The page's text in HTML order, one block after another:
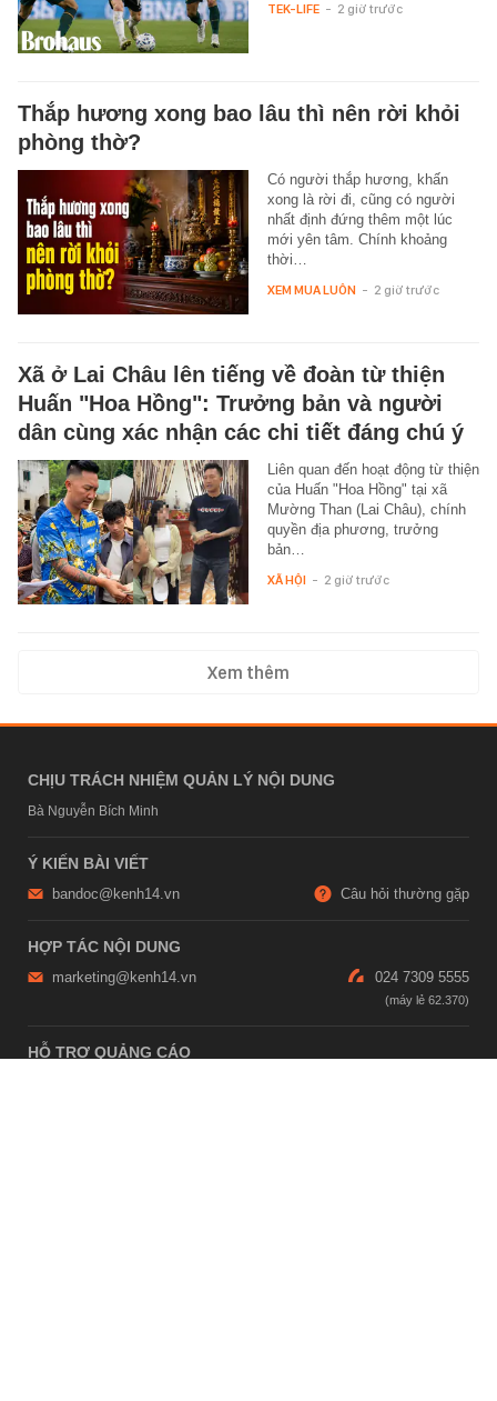
TEK-LIFE - 2 giờ trước
Thắp hương xong bao lâu thì nên rời khỏi
phòng thờ?
Có người thắp hương, khấn
xong là rời đi, cũng có người
nhất định đứng thêm một lúc
mới yên tâm. Chính khoảng
thời…
XEM MUA LUÔN - 2 giờ trước
Xã ở Lai Châu lên tiếng về đoàn từ thiện
Huấn "Hoa Hồng": Trưởng bản và người
dân cùng xác nhận các chi tiết đáng chú ý
Liên quan đến hoạt động từ thiện
của Huấn "Hoa Hồng" tại xã
Mường Than (Lai Châu), chính
quyền địa phương, trưởng
bản…
XÃ HỘI - 2 giờ trước
Xem thêm
CHỊU TRÁCH NHIỆM QUẢN LÝ NỘI DUNG
Bà Nguyễn Bích Minh
Ý KIẾN BÀI VIẾT
bandoc@kenh14.vn Câu hỏi thường gặp
HỢP TÁC NỘI DUNG
marketing@kenh14.vn 024 7309 5555
HỖ TRỢ QUẢNG CÁO